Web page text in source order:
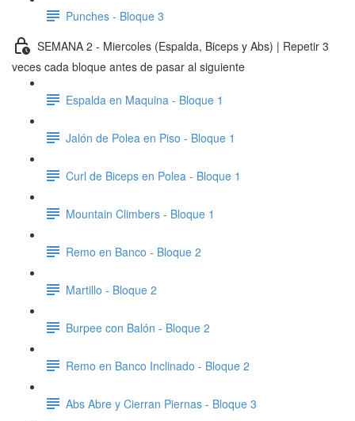
Punches - Bloque 3
SEMANA 2 - Miercoles (Espalda, Biceps y Abs) | Repetir 3
veces cada bloque antes de pasar al siguiente
Espalda en Maquina - Bloque 1
Jalón de Polea en Piso - Bloque 1
Curl de Biceps en Polea - Bloque 1
Mountain Climbers - Bloque 1
Remo en Banco - Bloque 2
Martillo - Bloque 2
Burpee con Balón - Bloque 2
Remo en Banco Inclinado - Bloque 2
Abs Abre y Cierran Piernas - Bloque 3